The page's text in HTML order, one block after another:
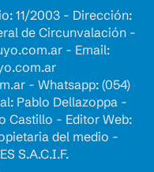
11/2003 - Dirección:
de Circunvalación -
- Email:
- Whatsapp: (054)
Pablo Dellazoppa -
Castillo - Editor Web:
del medio -
S.A.C.I.F.